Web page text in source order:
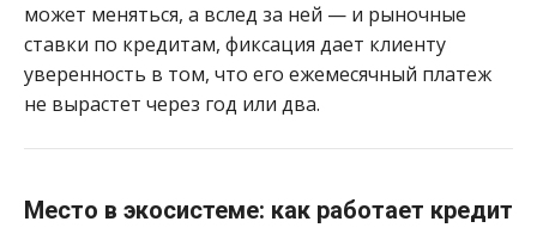
может меняться, а вслед за ней — и рыночные
ставки по кредитам, фиксация дает клиенту
уверенность в том, что его ежемесячный платеж
не вырастет через год или два.
Место в экосистеме: как работает кредит